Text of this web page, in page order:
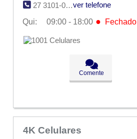
27 3101-0011
ver telefone
Qui:
09:00 - 18:00 ● Fechado
Seg:
Ter:
09:00 - 18:00
09:00 - 18:00
09:00 - 18:00
Fechado
Comente
4K Celulares